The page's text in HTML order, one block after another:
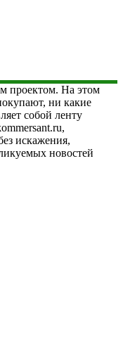
проектом. На этом
ни какие
собой ленту
искажения,
новостей